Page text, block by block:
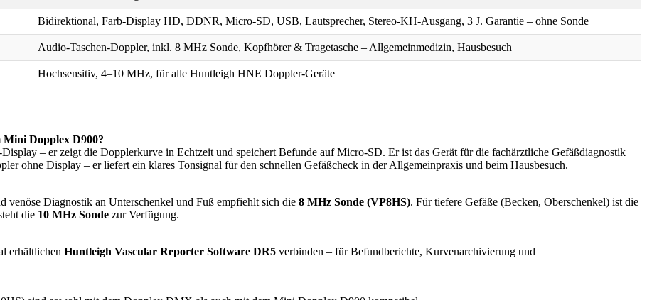
Bidirektional, Farb-Display HD, DDNR, Micro-SD, USB, Lautsprecher, Stereo-KH-Ausgang, 3 J. Garantie – ohne Sonde
Audio-Taschen-Doppler, inkl. 8 MHz Sonde, Kopfhörer & Tragetasche – Allgemeinmedizin, Hausbesuch
Hochsensitiv, 4–10 MHz, für alle Huntleigh HNE Doppler-Geräte
Mini Dopplex D900?
– er zeigt die Dopplerkurve in Echtzeit und speichert Befunde auf Micro-SD. Er ist das Gerät für die fachärztliche Gefäßdiagnostik
ohne Display – er liefert ein klares Tonsignal für den schnellen Gefäßcheck in der Allgemeinpraxis und beim Hausbesuch.
Diagnostik an Unterschenkel und Fuß empfiehlt sich die 8 MHz Sonde (VP8HS). Für tiefere Gefäße (Becken, Oberschenkel) ist die
die 10 MHz Sonde zur Verfügung.
erhältlichen Huntleigh Vascular Reporter Software DR5 verbinden – für Befundberichte, Kurvenarchivierung und